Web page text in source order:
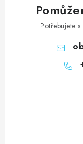
Potřebujete